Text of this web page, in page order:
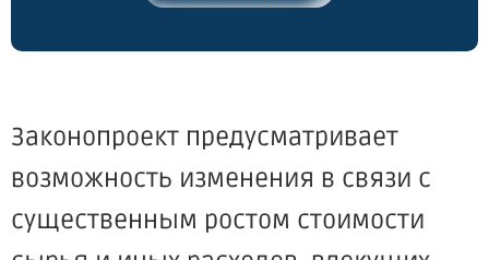
Законопроект предусматривает
возможность изменения в связи с
существенным ростом стоимости